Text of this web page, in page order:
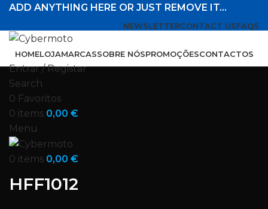
ADD ANYTHING HERE OR JUST REMOVE IT…
NEWSLETTERCONTACT USFAQS
HOMELOJAMARCASSOBRE NÓSPROMOÇÕESCONTACTOS
Entrar / Registar
Search
0 Favoritos
0 items 0,00 €
Menu
0 items 0,00 €
HFF1012